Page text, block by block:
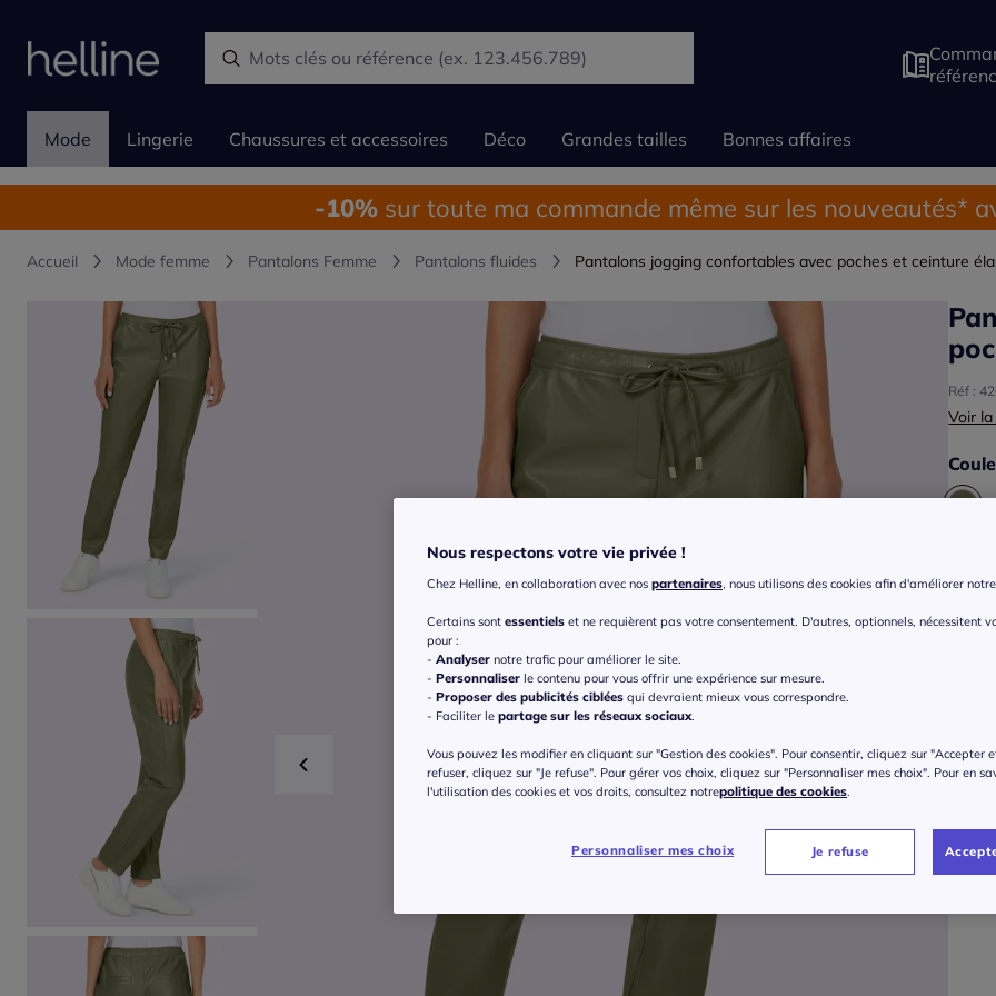
Mode Lingerie Chaussures et accessoires Déco Grandes tailles Bonnes affaires
-10% sur toute ma commande même sur les nouveautés*
Accueil Mode femme Pantalons Femme Pantalons fluides Pantalons jogging confortables avec poches et ceinture
Réf :
Voir
40
42
Nous respectons votre vie privée !
Chez Helline, en collaboration avec nos partenaires, nous utilisons des cookies afin d'améliorer
Certains sont essentiels et ne requièrent pas votre consentement. D'autres, optionnels, nécessitent
pour :
- Analyser notre trafic pour améliorer le site.
- Personnaliser le contenu pour vous offrir une expérience sur mesure.
- Proposer des publicités ciblées qui devraient mieux vous correspondre.
- Faciliter le partage sur les réseaux sociaux.
Vous pouvez les modifier en cliquant sur "Gestion des cookies". Pour consentir, cliquez sur "Accepter
refuser, cliquez sur "Je refuse". Pour gérer vos choix, cliquez sur "Personnaliser mes choix". Pour en
l'utilisation des cookies et vos droits, consultez notrepolitique des cookies.
Personnaliser mes choix Je refuse